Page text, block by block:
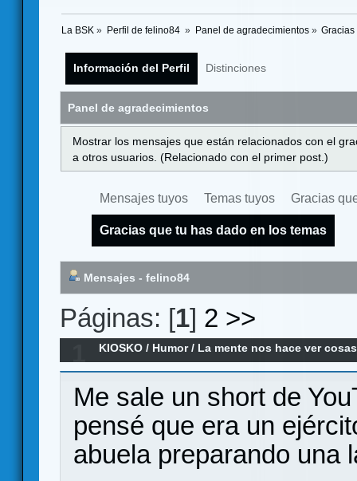
La BSK » Perfil de felino84 » Panel de agradecimientos» Gracias
Información del Perfil Distinciones
Panel de agradecimientos
Mostrar los mensajes que están relacionados con el
a otros usuarios. (Relacionado con el primer post.)
Mensajes tuyos Temas tuyos Gracias
Gracias que tu has dado en los temas
Mensajes - felino84
Páginas: [1] 2 >>
KIOSKO / Humor/ La mente nos hace ver
Me sale un short de
pensé que era un
abuela preparando una